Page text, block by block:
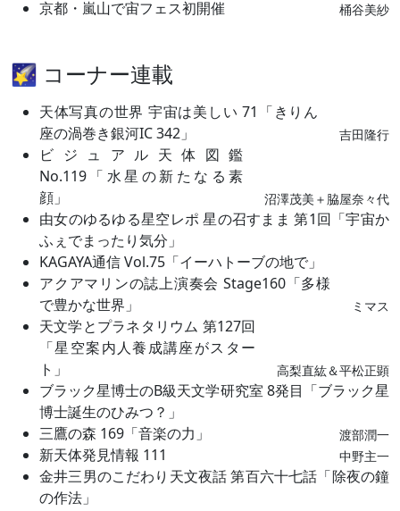
京都・嵐山で宙フェス初開催 桶谷美紗
🌠 コーナー連載
天体写真の世界 宇宙は美しい 71「きりん
座の渦巻き銀河IC 342」
吉田隆行
ビジュアル天体図鑑
No.119「水星の新たなる素
顔」
沼澤茂美＋脇屋奈々代
由女のゆるゆる星空レポ 星の召すまま 第1回「宇宙か
ふぇでまったり気分」
KAGAYA通信 Vol.75「イーハトーブの地で」
アクアマリンの誌上演奏会 Stage160「多様
で豊かな世界」
ミマス
天文学とプラネタリウム 第127回
「星空案内人養成講座がスター
ト」
高梨直紘＆平松正顕
ブラック星博士のB級天文学研究室 8発目「ブラック星
博士誕生のひみつ？」
三鷹の森 169「音楽の力」
渡部潤一
新天体発見情報 111 中野主一
金井三男のこだわり天文夜話 第百六十七話「除夜の鐘
の作法」